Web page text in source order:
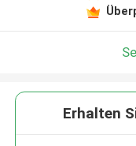
Erhalten